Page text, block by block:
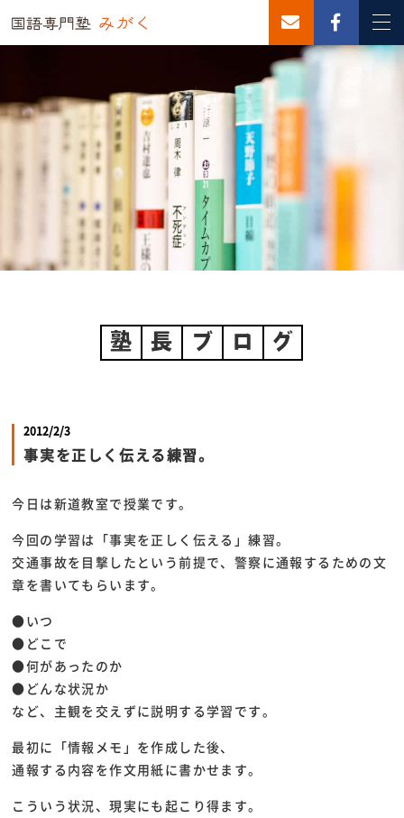
塾 長 ブ ロ グ
2012/2/3
事実を正しく伝える練習。
今日は新道教室で授業です。
今回の学習は「事実を正しく伝える」練習。
交通事故を目撃したという前提で、警察に通報するための文
章を書いてもらいます。
●いつ
●どこで
●何があったのか
●どんな状況か
など、主観を交えずに説明する学習です。
最初に「情報メモ」を作成した後、
通報する内容を作文用紙に書かせます。
こういう状況、現実にも起こり得ます。